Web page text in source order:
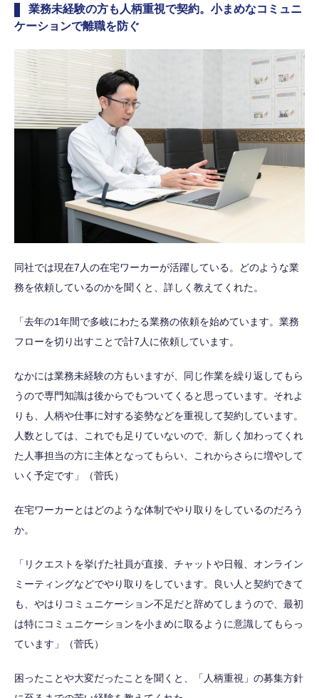
業務未経験の方も人柄重視で契約。小まめなコミュニ
ケーションで離職を防ぐ
同社では現在7人の在宅ワーカーが活躍している。どのような業
務を依頼しているのかを聞くと、詳しく教えてくれた。
「去年の1年間で多岐にわたる業務の依頼を始めています。業務
フローを切り出すことで計7人に依頼しています。
なかには業務未経験の方もいますが、同じ作業を繰り返してもら
うので専門知識は後からでもついてくると思っています。それよ
りも、人柄や仕事に対する姿勢などを重視して契約しています。
人数としては、これでも足りていないので、新しく加わってくれ
た人事担当の方に主体となってもらい、これからさらに増やして
いく予定です」（菅氏）
在宅ワーカーとはどのような体制でやり取りをしているのだろう
か。
「リクエストを挙げた社員が直接、チャットや日報、オンライン
ミーティングなどでやり取りをしています。良い人と契約できて
も、やはりコミュニケーション不足だと辞めてしまうので、最初
は特にコミュニケーションを小まめに取るように意識してもらっ
ています」（菅氏）
困ったことや大変だったことを聞くと、「人柄重視」の募集方針